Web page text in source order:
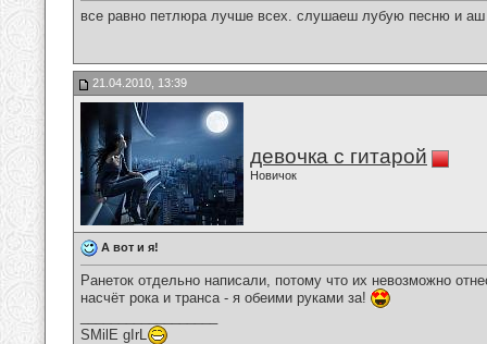
все равно петлюра лучше всех. слушаеш лубую песню и аш
21.04.2010, 13:39
девочка с гитарой
Новичок
А вот и я!
Ранеток отдельно написали, потому что их невозможно
насчёт рока и транса - я обеими руками за!
SMilE gIrL